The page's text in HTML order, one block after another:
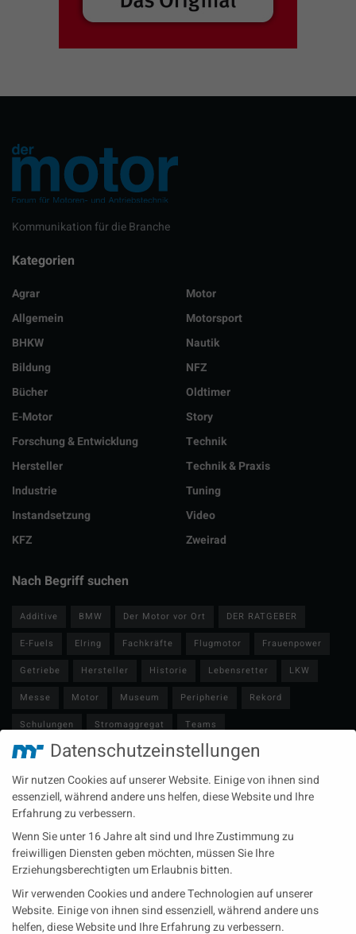
Kommunikation für die Branche
Kategorien
Agrar
Allgemein
BHKW
Bildung
Bücher
E-Motor
Forschung & Entwicklung
Hersteller
Industrie
Instandsetzung
KFZ
Motor
Motorsport
Nautik
NFZ
Oldtimer
Story
Technik
Technik & Praxis
Tuning
Video
Zweirad
Nach Begriff suchen
Additive BMW Der Motor vor Ort
DER RATGEBER
E-Fuels
Elring Fachkräfte Flugmotor
Frauenpower
Getriebe
Hersteller Historie Lebensretter
LKW
Messe
Motor Museum Peripherie
Rekord
Schulungen
Stromaggregat
Teams
Technische Redaktion
Turbolader Video
Zulieferer
Öl-E-Fuels-Schmierstoffe
Neueste Beiträge
Wärme aus der Tiefe MTU heizt künftig mit Geothermie
MAN Engines bringt D3872 für die Stromversorgung im
Marinebereich
Eine neue Generation von Perkins Marinemotoren startet den
Datenschutzeinstellungen
Wir nutzen Cookies auf unserer Website. Einige von ihnen sind
essenziell, während andere uns helfen, diese Website und Ihre
Erfahrung zu verbessern.
Wenn Sie unter 16 Jahre alt sind und Ihre Zustimmung zu
freiwilligen Diensten geben möchten, müssen Sie Ihre
Erziehungsberechtigten um Erlaubnis bitten.
Wir verwenden Cookies und andere Technologien auf unserer
Website. Einige von ihnen sind essenziell, während andere uns
helfen, diese Website und Ihre Erfahrung zu verbessern.